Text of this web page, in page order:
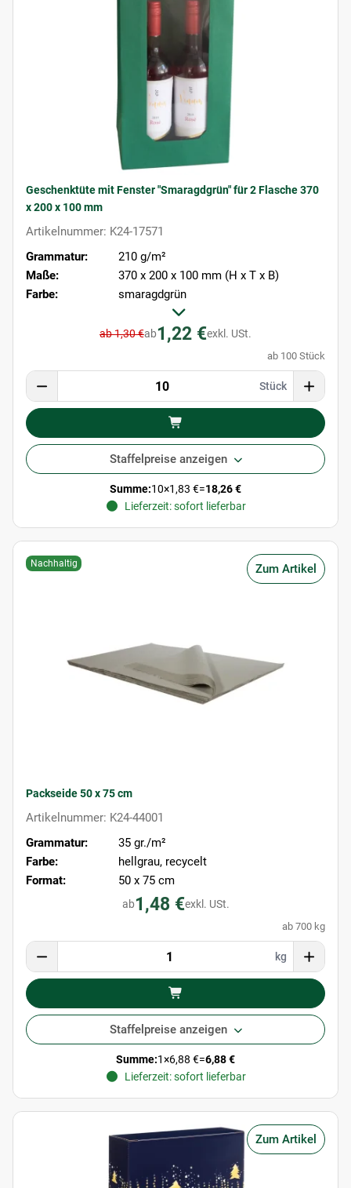
Geschenktüte mit Fenster "Smaragdgrün" für 2 Flasche 370
x 200 x 100 mm
Artikelnummer: K24-17571
Grammatur:
210 g/m²
Maße:
370 x 200 x 100 mm (H x T x B)
Farbe:
smaragdgrün
ab 1,30 €ab1,22 €exkl. USt.
ab 100 Stück
Stück
Staffelpreise anzeigen
Summe:10×1,83 €=18,26 €
Lieferzeit: sofort lieferbar
Zum Artikel
Nachhaltig
Packseide 50 x 75 cm
Artikelnummer: K24-44001
Grammatur:
35 gr./m²
Farbe:
hellgrau, recycelt
Format:
50 x 75 cm
ab1,48 €exkl. USt.
ab 700 kg
kg
Staffelpreise anzeigen
Summe:1×6,88 €=6,88 €
Lieferzeit: sofort lieferbar
Zum Artikel